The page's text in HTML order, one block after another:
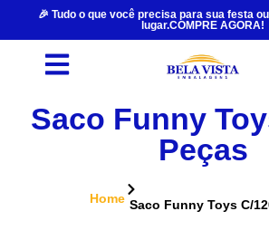
🎉 Tudo o que você precisa para sua festa
lugar.COMPRE AGORA!
Saco Funny
Peças
Home Saco Funny Toys C/